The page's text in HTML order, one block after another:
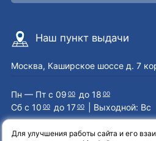
Наш пункт выдачи
Москва, Каширское шоссе д. 7
Пн — Пт с 09 00 до 18 00
Сб с 10 00 до 1700 | Выходной: Вс
Для улучшения работы сайта и его